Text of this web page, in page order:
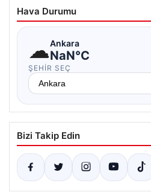
Hava Durumu
☁Ankara
NaN°C
ŞEHIR SEÇ
Bizi Takip Edin